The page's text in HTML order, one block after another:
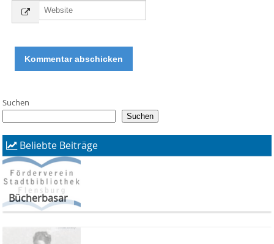
Suchen
Suchen
Beliebte Beiträge
Bücherbasar